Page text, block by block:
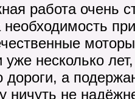
работа очень
уже несколько
дороги, а
ничуть не